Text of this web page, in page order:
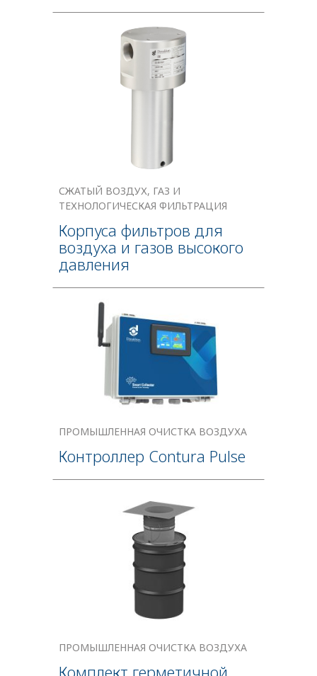
СЖАТЫЙ ВОЗДУХ, ГАЗ И
ТЕХНОЛОГИЧЕСКАЯ ФИЛЬТРАЦИЯ
Корпуса фильтров для
воздуха и газов высокого
давления
ПРОМЫШЛЕННАЯ ОЧИСТКА ВОЗДУХА
Контроллер Contura Pulse
ПРОМЫШЛЕННАЯ ОЧИСТКА ВОЗДУХА